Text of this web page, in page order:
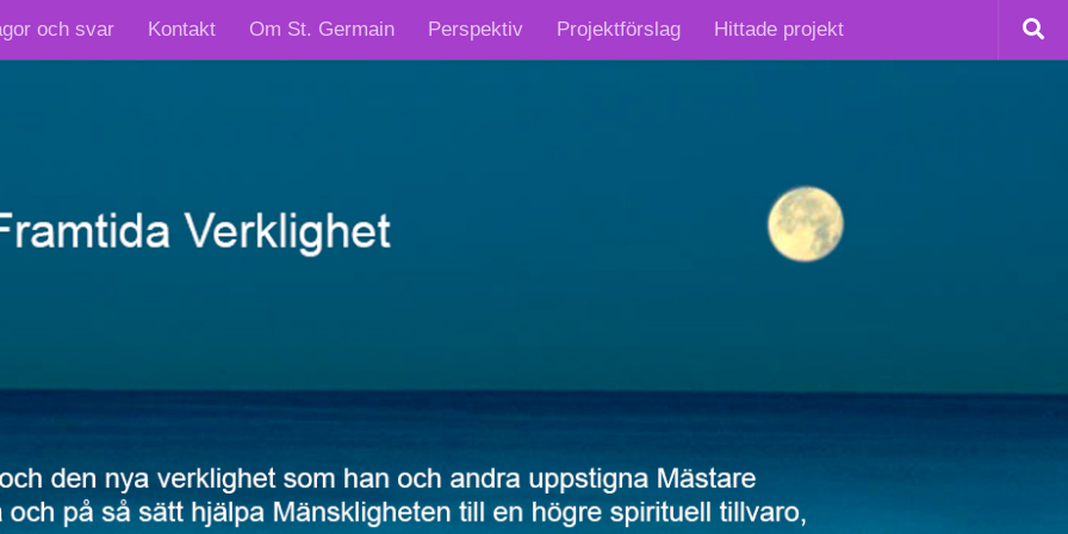
och svar Kontakt Om St. Germain Perspektiv Projektförslag Hittade projekt